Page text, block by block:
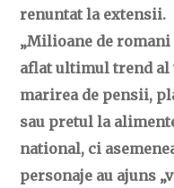
renuntat la extensii.
„Milioane de
aflat ultimul trend al
marirea de pensii,
sau pretul la
national, ci
personaje au ajuns